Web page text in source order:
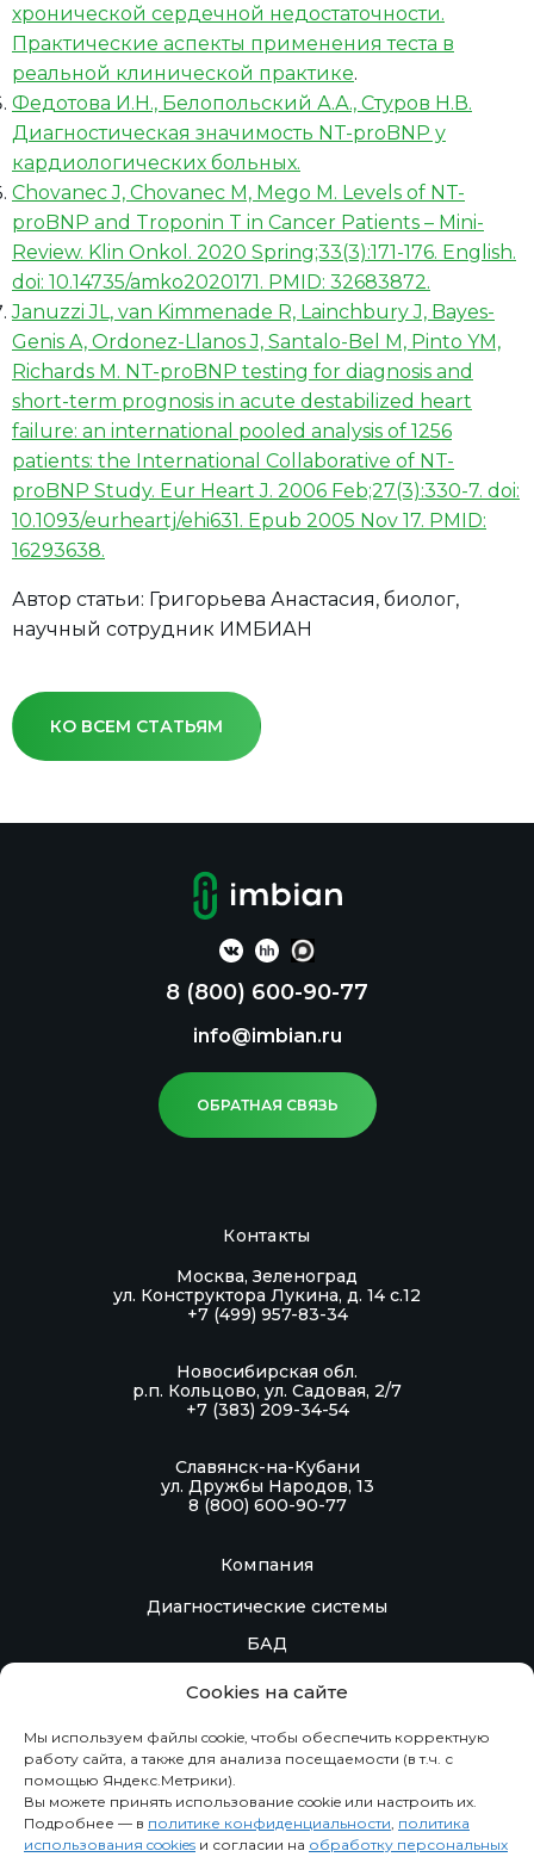
Cookies на сайте
Мы используем файлы cookie, чтобы обеспечить корректную
работу сайта, а также для анализа посещаемости (в т.ч. с
помощью Яндекс.Метрики).
Вы можете принять использование cookie или настроить их.
Подробнее — в политике конфиденциальности, политика
использования cookies и согласии на обработку персональных
хронической сердечной недостаточности.
Практические аспекты применения теста в
реальной клинической практике.
Федотова И.Н., Белопольский А.А., Стуров Н.В.
Диагностическая значимость NT-proBNP у
кардиологических больных.
Chovanec J, Chovanec M, Mego M. Levels of NT-
proBNP and Troponin T in Cancer Patients – Mini-
Review. Klin Onkol. 2020 Spring;33(3):171-176. English.
doi: 10.14735/amko2020171. PMID: 32683872.
Januzzi JL, van Kimmenade R, Lainchbury J, Bayes-
Genis A, Ordonez-Llanos J, Santalo-Bel M, Pinto YM,
Richards M. NT-proBNP testing for diagnosis and
short-term prognosis in acute destabilized heart
failure: an international pooled analysis of 1256
patients: the International Collaborative of NT-
proBNP Study. Eur Heart J. 2006 Feb;27(3):330-7. doi:
10.1093/eurheartj/ehi631. Epub 2005 Nov 17. PMID:
16293638.
Автор статьи: Григорьева Анастасия, биолог,
научный сотрудник ИМБИАН
КО ВСЕМ СТАТЬЯМ
8 (800) 600-90-77
info@imbian.ru
ОБРАТНАЯ СВЯЗЬ
Компания
Диагностические системы
БАД
Контакты
Информация
Новости
Контакты
Москва, Зеленоград
ул. Конструктора Лукина, д. 14 с.12
+7 (499) 957-83-34
Новосибирская обл.
р.п. Кольцово, ул. Садовая, 2/7
+7 (383) 209-34-54
Славянск-на-Кубани
ул. Дружбы Народов, 13
8 (800) 600-90-77